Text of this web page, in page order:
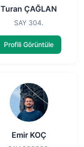
Turan ÇAĞLAN
SAY 304.
Profili Görüntüle
Emir KOÇ